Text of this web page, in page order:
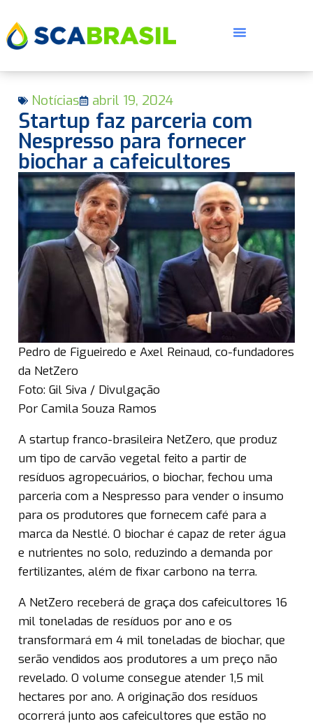
Notícias abril 19, 2024
Startup faz parceria com
Nespresso para fornecer
biochar a cafeicultores
Pedro de Figueiredo e Axel Reinaud, co-fundadores
da NetZero
Foto: Gil Siva / Divulgação
Por Camila Souza Ramos
A startup franco-brasileira NetZero, que produz
um tipo de carvão vegetal feito a partir de
resíduos agropecuários, o biochar, fechou uma
parceria com a Nespresso para vender o insumo
para os produtores que fornecem café para a
marca da Nestlé. O biochar é capaz de reter água
e nutrientes no solo, reduzindo a demanda por
fertilizantes, além de fixar carbono na terra.
A NetZero receberá de graça dos cafeicultores 16
mil toneladas de resíduos por ano e os
transformará em 4 mil toneladas de biochar, que
serão vendidos aos produtores a um preço não
revelado. O volume consegue atender 1,5 mil
hectares por ano. A originação dos resíduos
ocorrerá junto aos cafeicultores que estão no